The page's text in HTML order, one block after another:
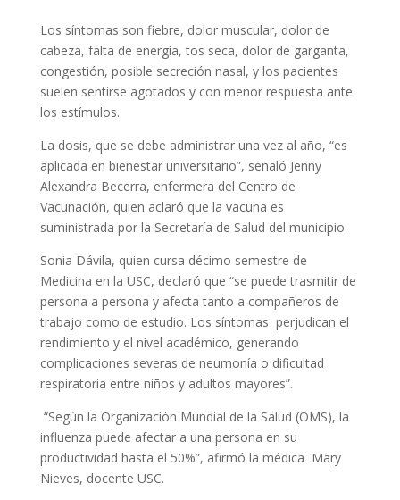
Los síntomas son fiebre, dolor muscular, dolor de
cabeza, falta de energía, tos seca, dolor de garganta,
congestión, posible secreción nasal, y los pacientes
suelen sentirse agotados y con menor respuesta ante
los estímulos.
La dosis, que se debe administrar una vez al año, “es
aplicada en bienestar universitario”, señaló Jenny
Alexandra Becerra, enfermera del Centro de
Vacunación, quien aclaró que la vacuna es
suministrada por la Secretaría de Salud del municipio.
Sonia Dávila, quien cursa décimo semestre de
Medicina en la USC, declaró que “se puede trasmitir de
persona a persona y afecta tanto a compañeros de
trabajo como de estudio. Los síntomas perjudican el
rendimiento y el nivel académico, generando
complicaciones severas de neumonía o dificultad
respiratoria entre niños y adultos mayores”.
“Según la Organización Mundial de la Salud (OMS), la
influenza puede afectar a una persona en su
productividad hasta el 50%”, afirmó la médica Mary
Nieves, docente USC.